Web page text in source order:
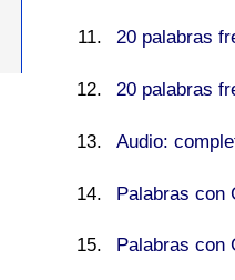
20 palabras
20 palabras
Audio:
Palabras con
Palabras con